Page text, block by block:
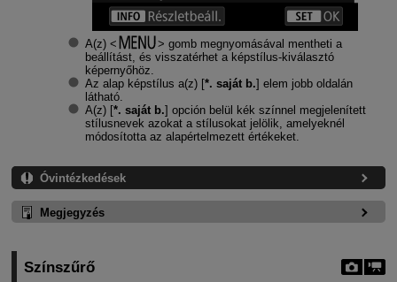
A(z)
gomb megnyomásával mentheti a
beállítást, és visszatérhet a képstílus-kiválasztó
képernyőhöz.
Az alap képstílus a(z) [*. saját b.] elem jobb oldalán
látható.
A(z) [*. saját b.] opción belül kék színnel megjelenített
stílusnevek azokat a stílusokat jelölik, amelyeknél
módosította az alapértelmezett értékeket.
Óvintézkedések
Megjegyzés
Színszűrő